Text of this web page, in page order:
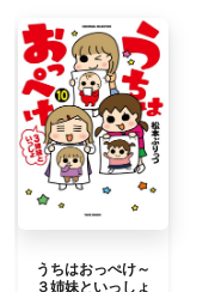
うちはおっぺけ～
３姉妹といっしょ